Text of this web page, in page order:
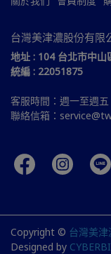
台灣美津濃股份有限
地址 : 104 台北市中
統編 : 22051875
客服時間：週一至週
聯絡信箱：
Copyright © 台灣美
Designed by